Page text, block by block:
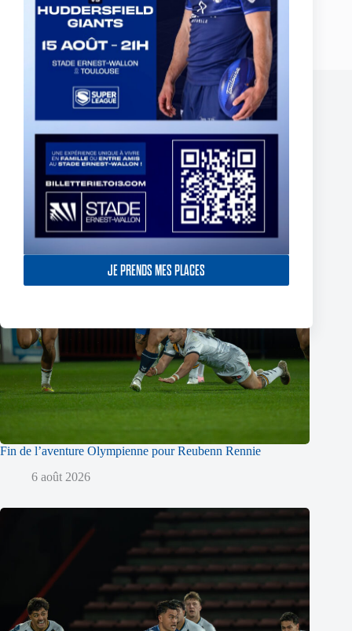
JE PRENDS MES PLACES
PRÉCÉDENT
Fin de l’aventure Olympienne pour Reubenn Rennie
6 août 2026